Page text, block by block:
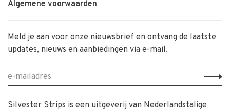
Algemene voorwaarden
Meld je aan voor onze nieuwsbrief en ontvang de laatste
updates, nieuws en aanbiedingen via e-mail.
Silvester Strips is een uitgeverij van Nederlandstalige